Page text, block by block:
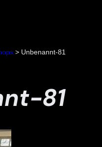
> Unbenannt-81
81